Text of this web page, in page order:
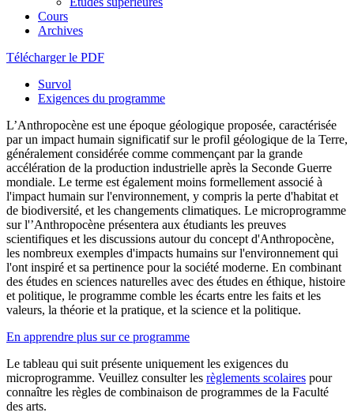
Cours
Archives
Télécharger le PDF
Survol
Exigences du programme
L’Anthropocène est une époque géologique proposée, caractérisée
par un impact humain significatif sur le profil géologique de la Terre,
généralement considérée comme commençant par la grande
accélération de la production industrielle après la Seconde Guerre
mondiale. Le terme est également moins formellement associé à
l'impact humain sur l'environnement, y compris la perte d'habitat et
de biodiversité, et les changements climatiques. Le microprogramme
sur l'’Anthropocène présentera aux étudiants les preuves
scientifiques et les discussions autour du concept d'Anthropocène,
les nombreux exemples d'impacts humains sur l'environnement qui
l'ont inspiré et sa pertinence pour la société moderne. En combinant
des études en sciences naturelles avec des études en éthique, histoire
et politique, le programme comble les écarts entre les faits et les
valeurs, la théorie et la pratique, et la science et la politique.
En apprendre plus sur ce programme
Le tableau qui suit présente uniquement les exigences du
microprogramme. Veuillez consulter les règlements scolaires pour
connaître les règles de combinaison de programmes de la Faculté
des arts.